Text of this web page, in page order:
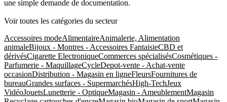
une simple demande de documentation.
Voir toutes les catégories du secteur
Accessoires modeAlimentaireAnimalerie, Alimentation
animaleBijoux - Montres - Accessoires FantaisieCBD et
dérivésCigarette ElectroniqueCommerces spécialisésCosmétiques -
Parfumerie - MaquillageCycleDepot-vente - Achat-vente
occasionDistribution - Magasin en ligneFleursFournitures de
bureauGrandes surfaces - SupermarchésHigh-TechJeux
VidéoJouetsLunetterie - OptiqueMagasin - AmeublementMagasin